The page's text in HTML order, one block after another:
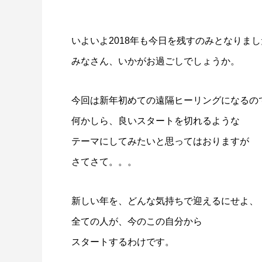
いよいよ2018年も今日を残すのみとなりまし
みなさん、いかがお過ごしでしょうか。
今回は新年初めての遠隔ヒーリングになるの
何かしら、良いスタートを切れるような
テーマにしてみたいと思ってはおりますが
さてさて。。。
新しい年を、どんな気持ちで迎えるにせよ、
全ての人が、今のこの自分から
スタートするわけです。